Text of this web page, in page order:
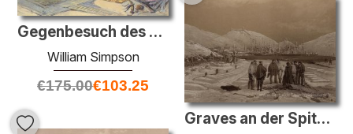
Gegenbesuch des Vizekönigs zu Maharaja von Kaschmir
William Simpson
€175.00€103.25
Graves an der Spitze Hafen von Balaklawa